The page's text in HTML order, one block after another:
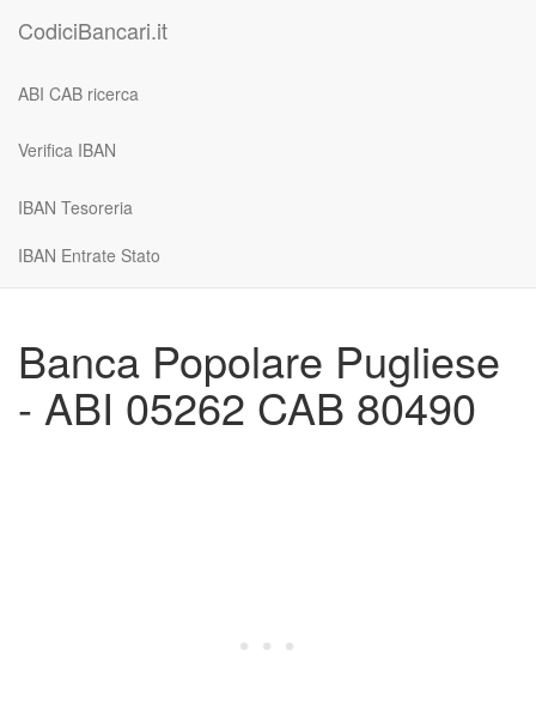
CodiciBancari.it
ABI CAB ricerca
Verifica IBAN
IBAN Tesoreria
IBAN Entrate Stato
Banca Popolare Pugliese
- ABI 05262 CAB 80490